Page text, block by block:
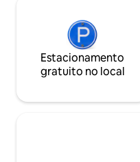
Estacionamento
gratuito no local